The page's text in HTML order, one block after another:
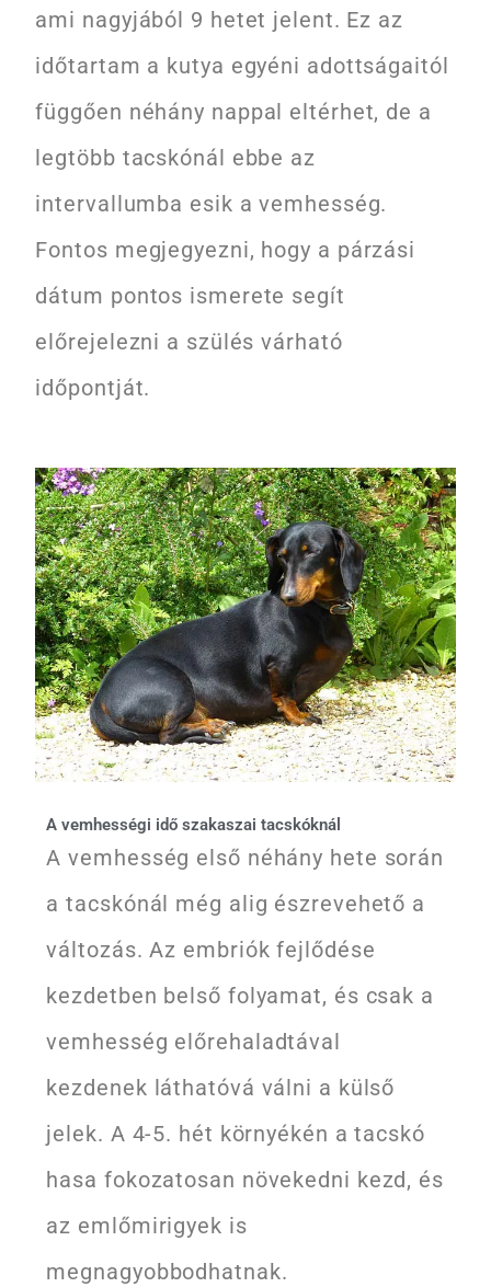
ami nagyjából 9 hetet jelent. Ez az
időtartam a kutya egyéni adottságaitól
függően néhány nappal eltérhet, de a
legtöbb tacskónál ebbe az
intervallumba esik a vemhesség.
Fontos megjegyezni, hogy a párzási
dátum pontos ismerete segít
előrejelezni a szülés várható
időpontját.
A vemhességi idő szakaszai tacskóknál
A vemhesség első néhány hete során
a tacskónál még alig észrevehető a
változás. Az embriók fejlődése
kezdetben belső folyamat, és csak a
vemhesség előrehaladtával
kezdenek láthatóvá válni a külső
jelek. A 4-5. hét környékén a tacskó
hasa fokozatosan növekedni kezd, és
az emlőmirigyek is
megnagyobbodhatnak.